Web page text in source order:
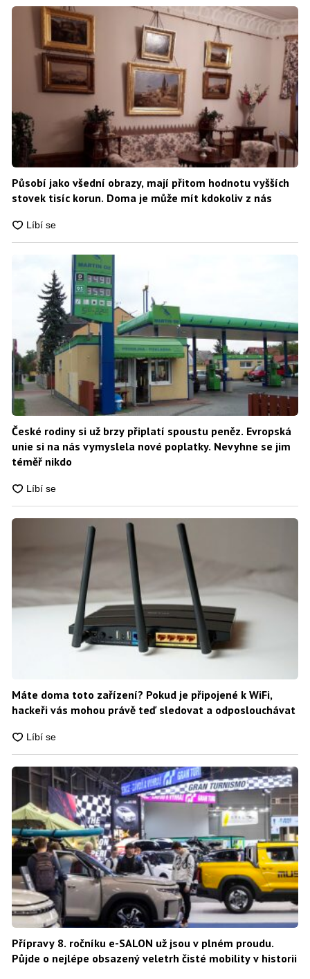
Působí jako všední obrazy, mají přitom hodnotu vyšších
stovek tisíc korun. Doma je může mít kdokoliv z nás
České rodiny si už brzy připlatí spoustu peněz. Evropská
unie si na nás vymyslela nové poplatky. Nevyhne se jim
téměř nikdo
Máte doma toto zařízení? Pokud je připojené k WiFi,
hackeři vás mohou právě teď sledovat a odposlouchávat
Přípravy 8. ročníku e-SALON už jsou v plném proudu.
Půjde o nejlépe obsazený veletrh čisté mobility v historii